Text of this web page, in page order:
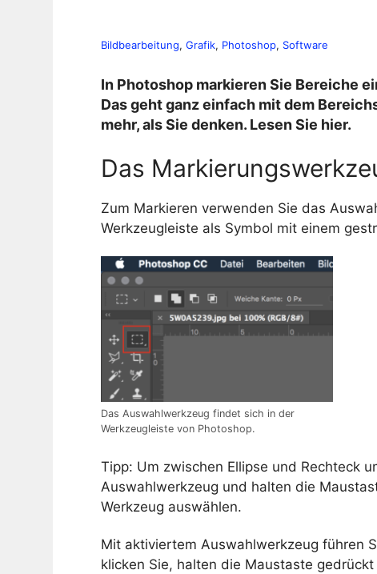
Bildbearbeitung, Grafik, Photoshop, Software
In Photoshop markieren Sie Bereiche
Das geht ganz einfach mit dem
mehr, als Sie denken. Lesen Sie hier.
Das
Zum Markieren verwenden Sie das
Werkzeugleiste als Symbol mit einem
Das Auswahlwerkzeug findet sich in der
Werkzeugleiste von Photoshop.
Tipp: Um zwischen Ellipse und Rechteck
Auswahlwerkzeug und halten die
Werkzeug auswählen.
Mit aktiviertem Auswahlwerkzeug führen
klicken Sie, halten die Maustaste